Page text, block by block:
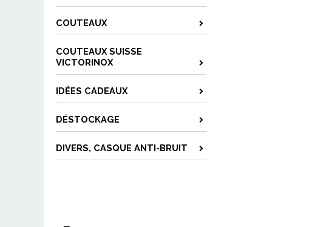
COUTEAUX
COUTEAUX SUISSE
VICTORINOX
IDÉES CADEAUX
DÉSTOCKAGE
DIVERS, CASQUE ANTI-BRUIT